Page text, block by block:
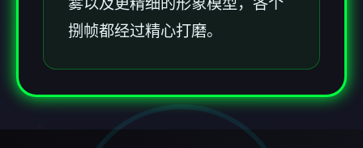
捌帧都经过精心打磨。